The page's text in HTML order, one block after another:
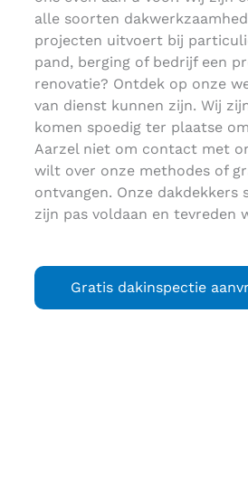
alle soorten
projecten uitvoert bij
pand, berging of bedrijf een
renovatie? Ontdek op onze
van dienst kunnen zijn. Wij
komen spoedig ter plaatse
Aarzel niet om contact met
wilt over onze methodes of
ontvangen. Onze dakdekkers
zijn pas voldaan en tevreden
Gratis dakinspectie